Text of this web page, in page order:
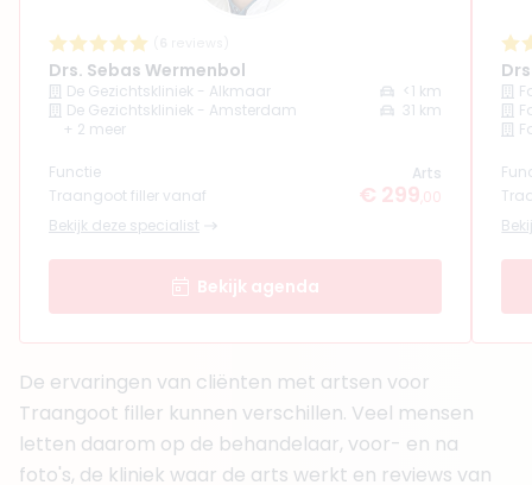
Basisarts
Aantal jaar ervaring
Klinieken
Faceland Alkmaar
Faceland Haarlem
Boek consult
(6reviews)
5. Drs. Sebas Wermenbol
BIG-nummer:89928141801
Functie Arts
Aantal jaar ervaring 2 jaar
De Gezichtskliniek - Alkmaar
De Gezichtskliniek - Amsterdam
Drs. Sebas Wermenbol
De Gezichtskliniek - Alkmaar
<1 km
De Gezichtskliniek - Amsterdam
31 km
+ 2 meer
Functie
Arts
Traangoot filler vanaf
€ 299 ,00
Bekijk deze specialist
Bekijk agenda
De ervaringen van cliënten met artsen voor
Traangoot filler kunnen verschillen. Veel mensen
letten daarom op de behandelaar, voor- en na
foto's, de kliniek waar de arts werkt en reviews van